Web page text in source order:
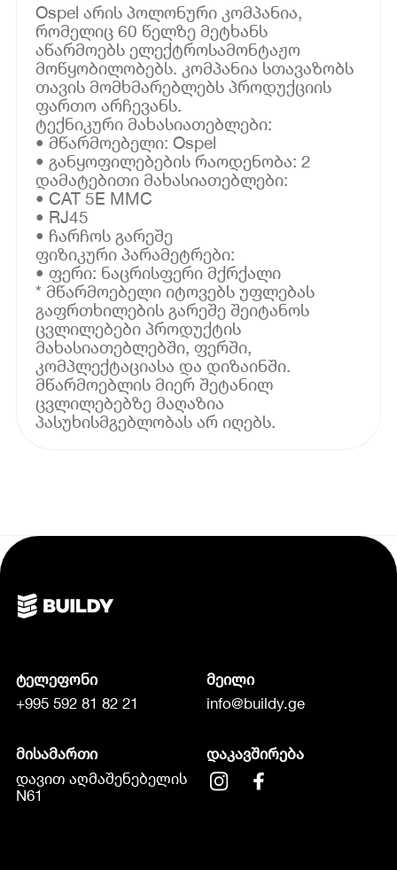
Ospel არის პოლონური კომპანია,
რომელიც 60 წელზე მეტხანს
აწარმოებს ელექტროსამონტაჟო
მოწყობილობებს. კომპანია სთავაზობს
თავის მომხმარებლებს პროდუქციის
ფართო არჩევანს.
ტექნიკური მახასიათებლები:
• მწარმოებელი: Ospel
• განყოფილებების რაოდენობა: 2
დამატებითი მახასიათებლები:
• CAT 5E MMC
• RJ45
• ჩარჩოს გარეშე
ფიზიკური პარამეტრები:
• ფერი: ნაცრისფერი მქრქალი
* მწარმოებელი იტოვებს უფლებას
გაფრთხილების გარეშე შეიტანოს
ცვლილებები პროდუქტის
მახასიათებლებში, ფერში,
კომპლექტაციასა და დიზაინში.
მწარმოებლის მიერ შეტანილ
ცვლილებებზე მაღაზია
პასუხისმგებლობას არ იღებს.
ტელეფონი
+995 592 81 82 21
მეილი
info@buildy.ge
მისამართი
დავით აღმაშენებელის
N61
დაკავშირება